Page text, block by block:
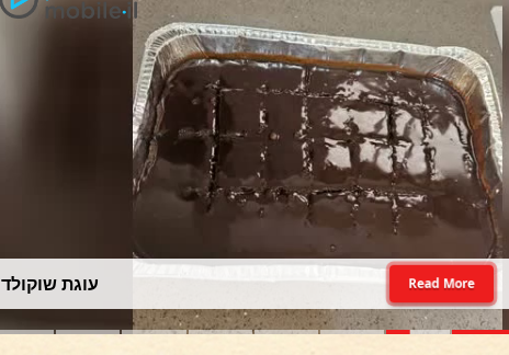
עוגת שוקולד Read More